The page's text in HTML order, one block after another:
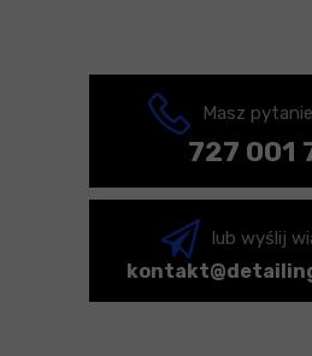
Masz
727 001
lub wyślij